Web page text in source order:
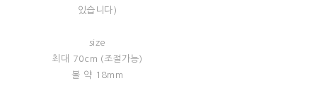
있습니다)
size
최대 70cm (조절가능)
볼 약 18mm